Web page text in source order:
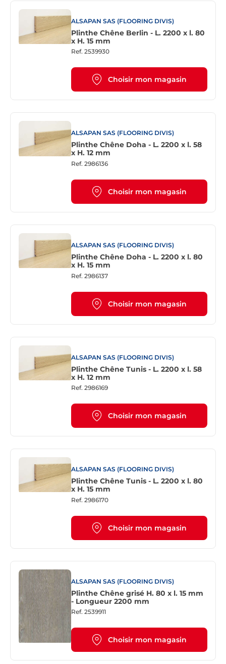
ALSAPAN SAS (FLOORING DIVIS)
Plinthe Chêne Berlin - L. 2200 x l. 80
x H. 15 mm
Ref. 2539930
Choisir mon magasin
ALSAPAN SAS (FLOORING DIVIS)
Plinthe Chêne Doha - L. 2200 x l. 58
x H. 12 mm
Ref. 2986136
Choisir mon magasin
ALSAPAN SAS (FLOORING DIVIS)
Plinthe Chêne Doha - L. 2200 x l. 80
x H. 15 mm
Ref. 2986137
Choisir mon magasin
ALSAPAN SAS (FLOORING DIVIS)
Plinthe Chêne Tunis - L. 2200 x l. 58
x H. 12 mm
Ref. 2986169
Choisir mon magasin
ALSAPAN SAS (FLOORING DIVIS)
Plinthe Chêne Tunis - L. 2200 x l. 80
x H. 15 mm
Ref. 2986170
Choisir mon magasin
ALSAPAN SAS (FLOORING DIVIS)
Plinthe Chêne grisé H. 80 x l. 15 mm
- Longueur 2200 mm
Ref. 2539911
Choisir mon magasin